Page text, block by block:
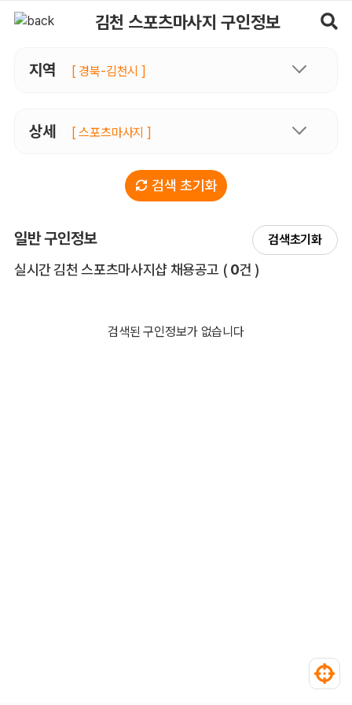
김천 스포츠마사지 구인정보
지역 [ 경북-김천시 ]
상세 [ 스포츠마사지 ]
검색 초기화
일반 구인정보 검색초기화
실시간 김천 스포츠마사지샵 채용공고 전체 목록
( 0건 )
검색된 구인정보가 없습니다